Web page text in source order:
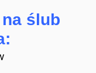
na ślub